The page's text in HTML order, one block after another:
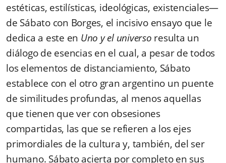
estéticas, estilísticas, ideológicas, existenciales—
de Sábato con Borges, el incisivo ensayo que le
dedica a este en Uno y el universo resulta un
diálogo de esencias en el cual, a pesar de todos
los elementos de distanciamiento, Sábato
establece con el otro gran argentino un puente
de similitudes profundas, al menos aquellas
que tienen que ver con obsesiones
compartidas, las que se refieren a los ejes
primordiales de la cultura y, también, del ser
humano. Sábato acierta por completo en sus